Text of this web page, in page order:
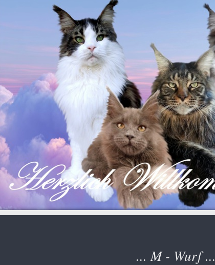
... M - Wurf ...